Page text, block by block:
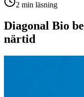
2 min läsning
Diagonal Bio
närtid